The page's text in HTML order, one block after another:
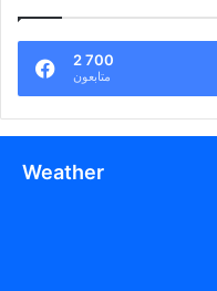
2 700
متابعون
Weather